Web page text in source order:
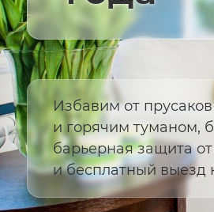
Избавим от
и горячим туманом,
барьерная защита
и бесплатный выезд